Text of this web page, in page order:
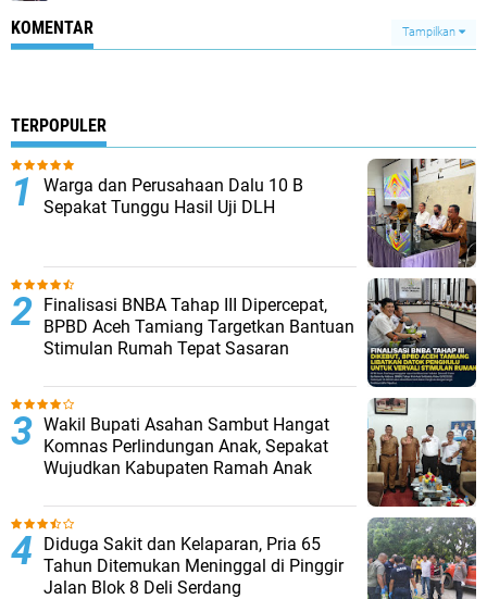
KOMENTAR Tampilkan
TERPOPULER
Warga dan Perusahaan Dalu 10 B
Sepakat Tunggu Hasil Uji DLH
Finalisasi BNBA Tahap III Dipercepat,
BPBD Aceh Tamiang Targetkan Bantuan
Stimulan Rumah Tepat Sasaran
Wakil Bupati Asahan Sambut Hangat
Komnas Perlindungan Anak, Sepakat
Wujudkan Kabupaten Ramah Anak
Diduga Sakit dan Kelaparan, Pria 65
Tahun Ditemukan Meninggal di Pinggir
Jalan Blok 8 Deli Serdang